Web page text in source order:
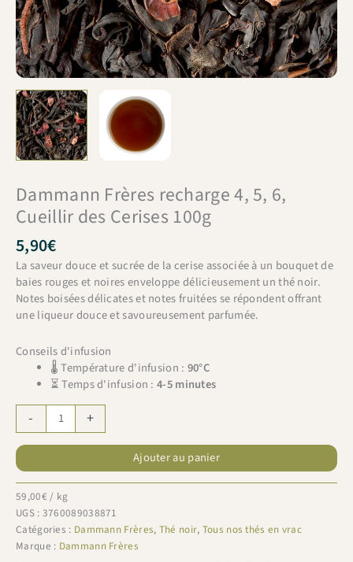
Dammann Frères recharge 4, 5, 6,
Cueillir des Cerises 100g
5,90€
La saveur douce et sucrée de la cerise associée à un bouquet de
baies rouges et noires enveloppe délicieusement un thé noir.
Notes boisées délicates et notes fruitées se répondent offrant
une liqueur douce et savoureusement parfumée.
Conseils d'infusion
🌡 Température d'infusion : 90°C
⏳ Temps d'infusion :4-5 minutes
-
de
Dammann
Frères
4,
5,
6,
Cueillir
+
Ajouter au panier
59,00€ / kg
UGS : 3760089038871
Catégories : Dammann Frères, Thé noir, Tous nos thés en vrac
Marque : Dammann Frères